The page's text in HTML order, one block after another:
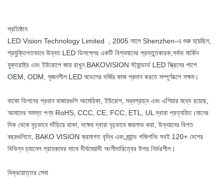
প্রতিষ্ঠান
LED Vision Technology Limited , 2005 সালে Shenzhen-এ শুরু হয়েছিল,
প্রযুক্তিগতভাবে উন্নত LED ডিসপ্লের একটি বিশ্বমানের প্রস্তুতকারক, সর্বদা মার্কিন
যুক্তরাষ্ট্র এবং ইউরোপে জায় রাখুন.BAKOVISION স্ট্যান্ডার্ড LED স্ক্রিনের পাশে
OEM, ODM, সৃজনশীল LED মডেলের দর্জির কাজ প্রদান করতে সম্পূর্ণরূপে সক্ষম।
বাকো ভিশনের প্রধান বাজারগুলি আমেরিকা, ইউরোপ, মধ্যপ্রাচ্য এবং এশিয়ার মধ্যে রয়েছে,
আমাদের সমস্ত পণ্য RoHS, CCC, CE, FCC, ETL, UL দ্বারা প্রত্যয়িত।মানের
দিক থেকে দৃঢ়ভাবে দাঁড়িয়ে থাকা, দক্ষের দ্বারা দৃঢ়ভাবে জয়লাভ করা, উন্নয়নের বিগত
বছরগুলিতে, BAKO VISION ক্রমাগত বৃদ্ধি এবং ব্র্যান্ড পজিশনিং সবই 120+ দেশের
বিভিন্ন চ্যানেল গ্রাহকদের সাথে দীর্ঘমেয়াদী অংশীদারিত্বের উপর নির্ভরশীল।
বিক্রয়োত্তর সেবা